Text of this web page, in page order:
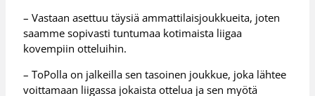
– Vastaan asettuu täysiä ammattilaisjoukkueita, joten
saamme sopivasti tuntumaa kotimaista liigaa
kovempiin otteluihin.
– ToPolla on jalkeilla sen tasoinen joukkue, joka lähtee
voittamaan liigassa jokaista ottelua ja sen myötä